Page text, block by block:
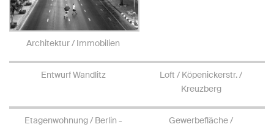
Architektur / Immobilien
Entwurf Wandlitz
Loft / Köpenickerstr. /
Kreuzberg
Etagenwohnung / Berlin - Gewerbefläche /